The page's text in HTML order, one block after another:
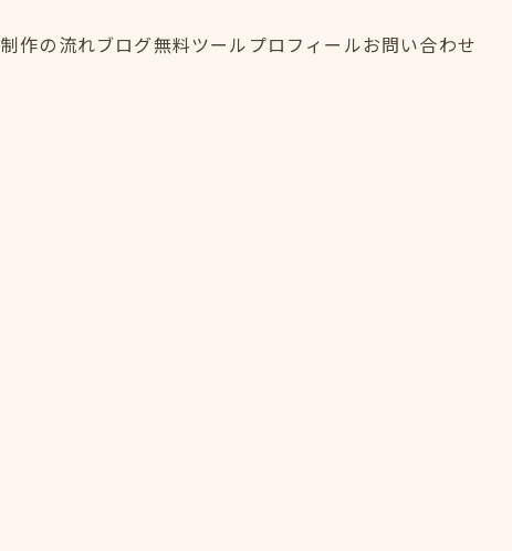
制作の流れブログ無料ツール プロフィールお問い合わせ